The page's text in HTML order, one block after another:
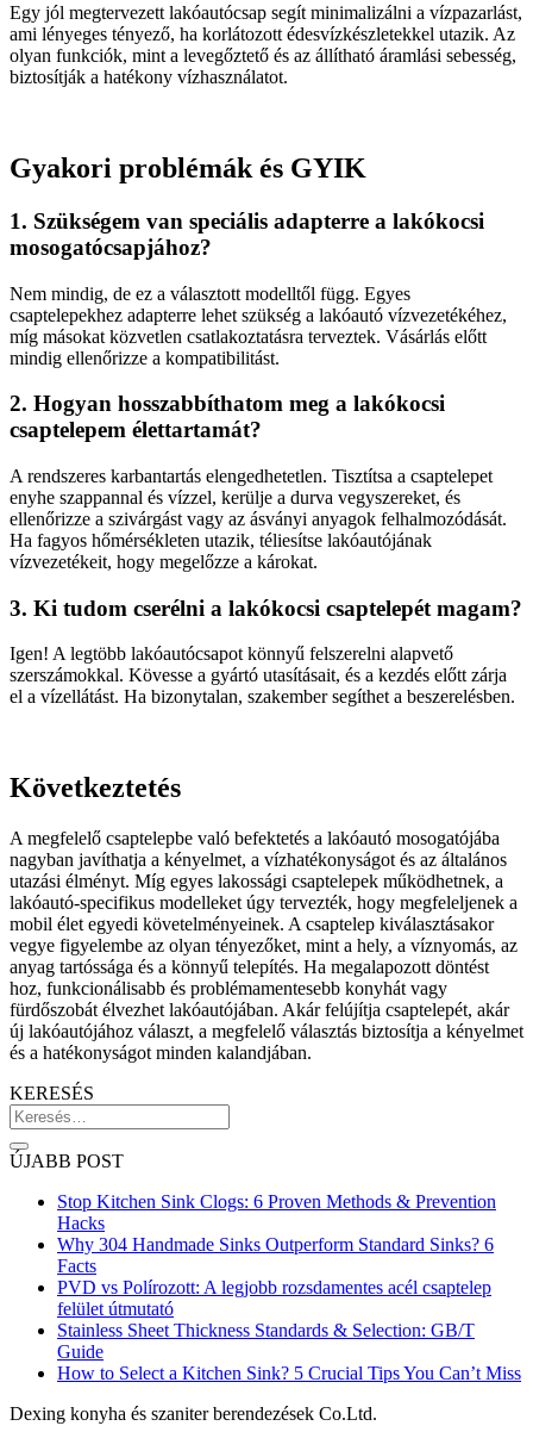
Egy jól megtervezett lakóautócsap segít minimalizálni a vízpazarlást,
ami lényeges tényező, ha korlátozott édesvízkészletekkel utazik. Az
olyan funkciók, mint a levegőztető és az állítható áramlási sebesség,
biztosítják a hatékony vízhasználatot.
Gyakori problémák és GYIK
1. Szükségem van speciális adapterre a lakókocsi
mosogatócsapjához?
Nem mindig, de ez a választott modelltől függ. Egyes
csaptelepekhez adapterre lehet szükség a lakóautó vízvezetékéhez,
míg másokat közvetlen csatlakoztatásra terveztek. Vásárlás előtt
mindig ellenőrizze a kompatibilitást.
2. Hogyan hosszabbíthatom meg a lakókocsi
csaptelepem élettartamát?
A rendszeres karbantartás elengedhetetlen. Tisztítsa a csaptelepet
enyhe szappannal és vízzel, kerülje a durva vegyszereket, és
ellenőrizze a szivárgást vagy az ásványi anyagok felhalmozódását.
Ha fagyos hőmérsékleten utazik, téliesítse lakóautójának
vízvezetékeit, hogy megelőzze a károkat.
3. Ki tudom cserélni a lakókocsi csaptelepét magam?
Igen! A legtöbb lakóautócsapot könnyű felszerelni alapvető
szerszámokkal. Kövesse a gyártó utasításait, és a kezdés előtt zárja
el a vízellátást. Ha bizonytalan, szakember segíthet a beszerelésben.
Következtetés
A megfelelő csaptelepbe való befektetés a lakóautó mosogatójába
nagyban javíthatja a kényelmet, a vízhatékonyságot és az általános
utazási élményt. Míg egyes lakossági csaptelepek működhetnek, a
lakóautó-specifikus modelleket úgy tervezték, hogy megfeleljenek a
mobil élet egyedi követelményeinek. A csaptelep kiválasztásakor
vegye figyelembe az olyan tényezőket, mint a hely, a víznyomás, az
anyag tartóssága és a könnyű telepítés. Ha megalapozott döntést
hoz, funkcionálisabb és problémamentesebb konyhát vagy
fürdőszobát élvezhet lakóautójában. Akár felújítja csaptelepét, akár
új lakóautójához választ, a megfelelő választás biztosítja a kényelmet
és a hatékonyságot minden kalandjában.
KERESÉS
ÚJABB POST
Stop Kitchen Sink Clogs: 6 Proven Methods & Prevention
Hacks
Why 304 Handmade Sinks Outperform Standard Sinks? 6
Facts
PVD vs Polírozott: A legjobb rozsdamentes acél csaptelep
felület útmutató
Stainless Sheet Thickness Standards & Selection: GB/T
Guide
How to Select a Kitchen Sink? 5 Crucial Tips You Can’t Miss
Dexing konyha és szaniter berendezések Co.Ltd.